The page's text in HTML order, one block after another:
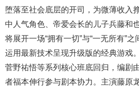
堕落至社会底层的开司，为微薄收入
中人气角色、帝爱会长的儿子兵藤和
将展开一场“拥有一切”与“一无所有”
运用最新技术呈现升级版的经典游戏
菅野祐悟等系列核心班底回归，编剧
者福本伸行参与剧本协力。主演藤原